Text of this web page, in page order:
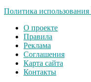
Ролик
смеяться вы
Королева
отожгла!
оставит
Политика
О проекте
Правила
Реклама
Соглашения
Карта сайта
Контакты